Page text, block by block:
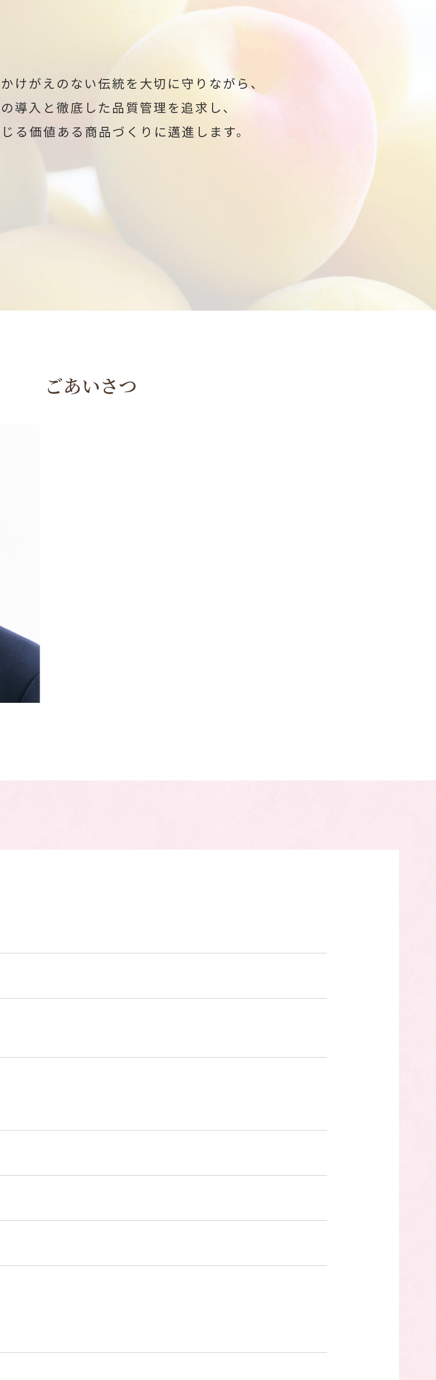
けがえのない伝統を大切に守りながら、
導入と徹底した品質管理を追求し、
る価値ある商品づくりに邁進します。
ごあいさつ